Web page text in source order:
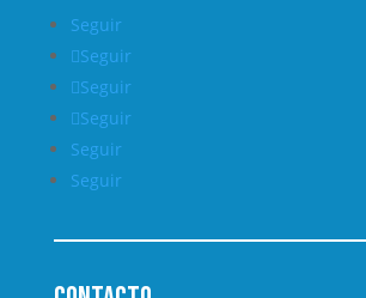
Seguir
Seguir
Seguir
Seguir
Seguir
Seguir